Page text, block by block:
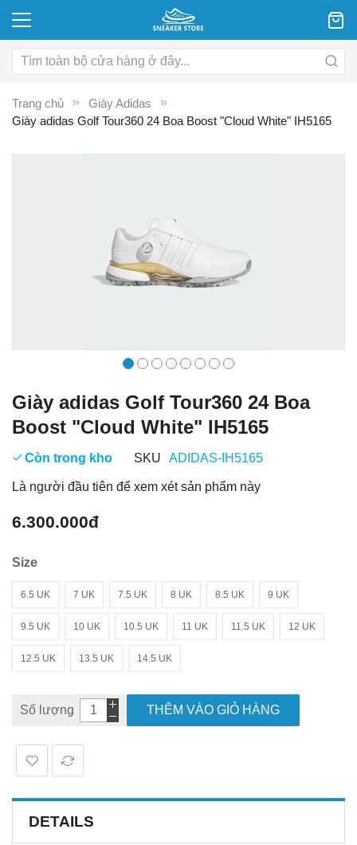
Trang chủ
Giày Adidas
Giày adidas Golf Tour360 24 Boa Boost "Cloud White" IH5165
Giày adidas Golf Tour360 24 Boa
Boost "Cloud White" IH5165
Còn trong kho SKU ADIDAS-IH5165
Là người đầu tiên để xem xét sản phẩm này
6.300.000đ
Size
6.5 UK 7 UK 7.5 UK 8 UK 8.5 UK 9 UK
9.5 UK 10 UK 10.5 UK 11 UK 11.5 UK 12 UK
12.5 UK 13.5 UK 14.5 UK
Số lượng THÊM VÀO GIỎ HÀNG
DETAILS